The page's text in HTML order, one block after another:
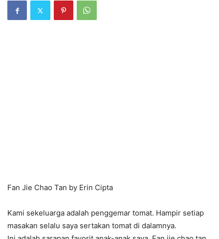
Fan Jie Chao Tan by Erin Cipta
Kami sekeluarga adalah penggemar tomat. Hampir setiap
masakan selalu saya sertakan tomat di dalamnya.